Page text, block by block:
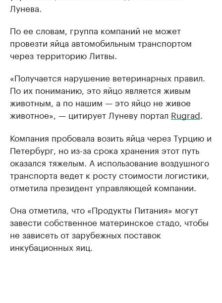
Лунева.
По ее словам, группа компаний не может
провезти яйца автомобильным транспортом
через территорию Литвы.
«Получается нарушение ветеринарных правил.
По их пониманию, это яйцо является живым
животным, а по нашим — это яйцо не живое
животное», — цитирует Луневу портал Rugrad
Компания пробовала возить яйца через Турцию и
Петербург, но из-за срока хранения этот путь
оказался тяжелым. А использование воздушного
транспорта ведет к росту стоимости логистики,
отметила президент управляющей компании.
Она отметила, что «Продукты Питания» могут
завести собственное материнское стадо, чтобы
не зависеть от зарубежных поставок
инкубационных яиц.